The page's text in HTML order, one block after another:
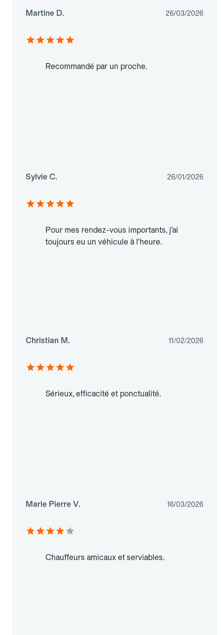
Martine D. 26/03/2026
Recommandé par un proche.
Sylvie C. 26/01/2026
Pour mes rendez-vous importants, j’ai
toujours eu un véhicule à l'heure.
Christian M. 11/02/2026
Sérieux, efficacité et ponctualité.
Marie Pierre V. 16/03/2026
Chauffeurs amicaux et serviables.